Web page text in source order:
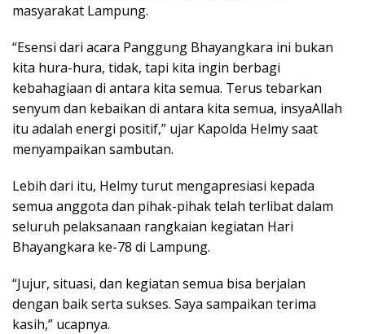
masyarakat Lampung.
“Esensi dari acara Panggung Bhayangkara ini bukan
kita hura-hura, tidak, tapi kita ingin berbagi
kebahagiaan di antara kita semua. Terus tebarkan
senyum dan kebaikan di antara kita semua, insyaAllah
itu adalah energi positif,” ujar Kapolda Helmy saat
menyampaikan sambutan.
Lebih dari itu, Helmy turut mengapresiasi kepada
semua anggota dan pihak-pihak telah terlibat dalam
seluruh pelaksanaan rangkaian kegiatan Hari
Bhayangkara ke-78 di Lampung.
“Jujur, situasi, dan kegiatan semua bisa berjalan
dengan baik serta sukses. Saya sampaikan terima
kasih,” ucapnya.